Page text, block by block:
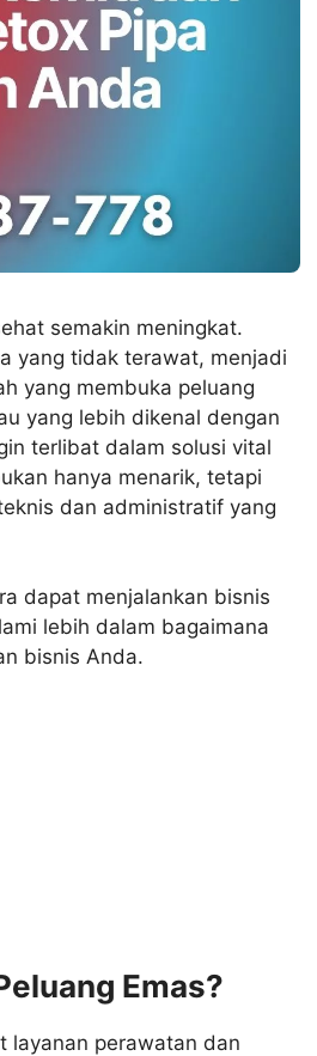
semakin meningkat.
yang tidak terawat, menjadi
yang membuka peluang
yang lebih dikenal dengan
terlibat dalam solusi vital
hanya menarik, tetapi
dan administratif yang
dapat menjalankan bisnis
lebih dalam bagaimana
bisnis Anda.
Emas?
layanan perawatan dan